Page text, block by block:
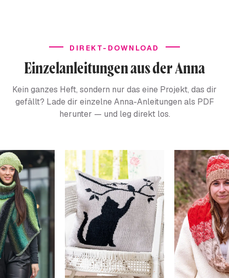
DIREKT-DOWNLOAD
Einzelanleitungen aus der Anna
Kein ganzes Heft, sondern nur das eine Projekt, das dir
gefällt? Lade dir einzelne Anna-Anleitungen als PDF
herunter — und leg direkt los.